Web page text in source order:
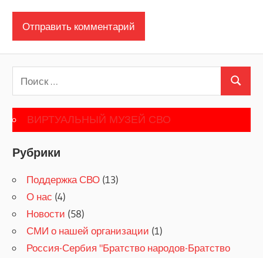
Поиск
ВИРТУАЛЬНЫЙ МУЗЕЙ СВО
Рубрики
Поддержка СВО (13)
О нас (4)
Новости (58)
СМИ о нашей организации (1)
Россия-Сербия "Братство народов-Братство